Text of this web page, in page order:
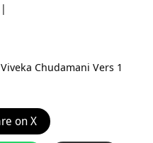
Viveka Chudamani Vers 1
on X